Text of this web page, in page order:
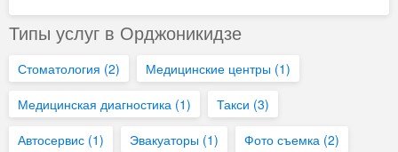
Типы услуг в Орджоникидзе
Стоматология (2) Медицинские центры (1)
Медицинская диагностика (1) Такси (3)
Автосервис (1) Эвакуаторы (1) Фото съемка (2)